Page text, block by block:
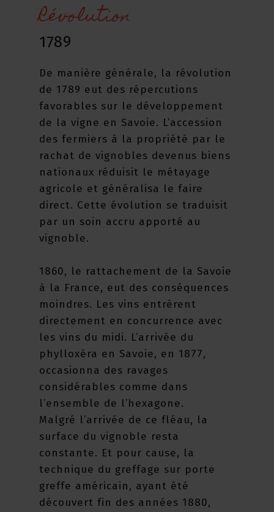
Révolution
1789
De manière générale, la révolution
de 1789 eut des répercutions
favorables sur le développement
de la vigne en Savoie. L’accession
des fermiers à la propriété par le
rachat de vignobles devenus biens
nationaux réduisit le métayage
agricole et généralisa le faire
direct. Cette évolution se traduisit
par un soin accru apporté au
vignoble.
1860, le rattachement de la Savoie
à la France, eut des conséquences
moindres. Les vins entrèrent
directement en concurrence avec
les vins du midi. L’arrivée du
phylloxéra en Savoie, en 1877,
occasionna des ravages
considérables comme dans
l’ensemble de l’hexagone.
Malgré l’arrivée de ce fléau, la
surface du vignoble resta
constante. Et pour cause, la
technique du greffage sur porte
greffe américain, ayant été
découvert fin des années 1880,